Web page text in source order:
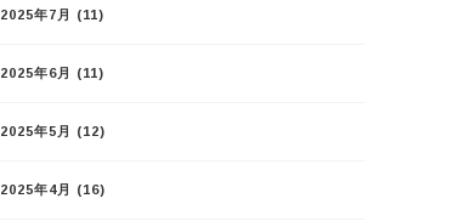
2025年7月 (11)
2025年6月 (11)
2025年5月 (12)
2025年4月 (16)